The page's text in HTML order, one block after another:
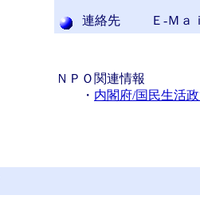
連絡先 Ｅ-Ｍ
ＮＰＯ関連情報
・ 内閣府/国民生活